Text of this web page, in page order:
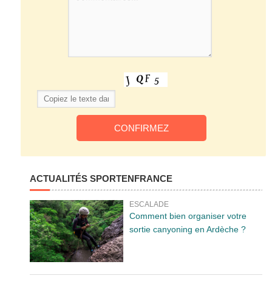
ACTUALITÉS SPORTENFRANCE
ESCALADE
Comment bien organiser votre
sortie canyoning en Ardèche ?